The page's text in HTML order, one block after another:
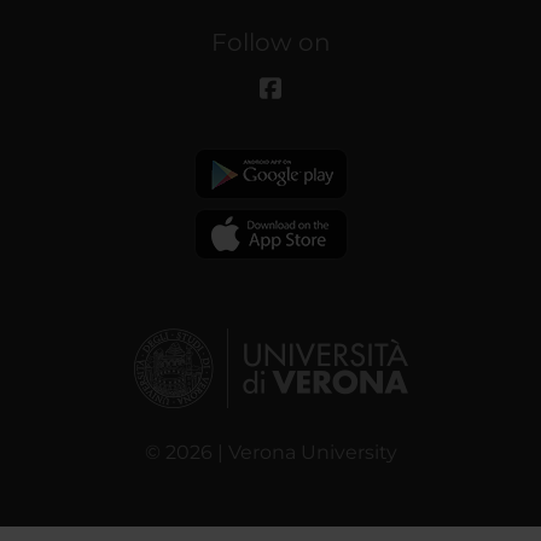
Follow on
© 2026 | Verona University